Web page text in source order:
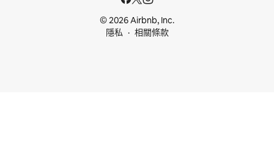
© 2026 Airbnb, Inc.
隱私
相關條款